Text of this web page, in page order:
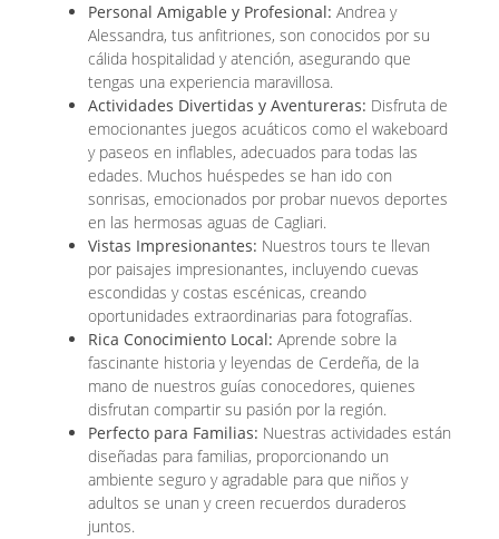
Personal Amigable y Profesional: Andrea y
Alessandra, tus anfitriones, son conocidos por su
cálida hospitalidad y atención, asegurando que
tengas una experiencia maravillosa.
Actividades Divertidas y Aventureras: Disfruta de
emocionantes juegos acuáticos como el wakeboard
y paseos en inflables, adecuados para todas las
edades. Muchos huéspedes se han ido con
sonrisas, emocionados por probar nuevos deportes
en las hermosas aguas de Cagliari.
Vistas Impresionantes: Nuestros tours te llevan
por paisajes impresionantes, incluyendo cuevas
escondidas y costas escénicas, creando
oportunidades extraordinarias para fotografías.
Rica Conocimiento Local: Aprende sobre la
fascinante historia y leyendas de Cerdeña, de la
mano de nuestros guías conocedores, quienes
disfrutan compartir su pasión por la región.
Perfecto para Familias: Nuestras actividades están
diseñadas para familias, proporcionando un
ambiente seguro y agradable para que niños y
adultos se unan y creen recuerdos duraderos
juntos.